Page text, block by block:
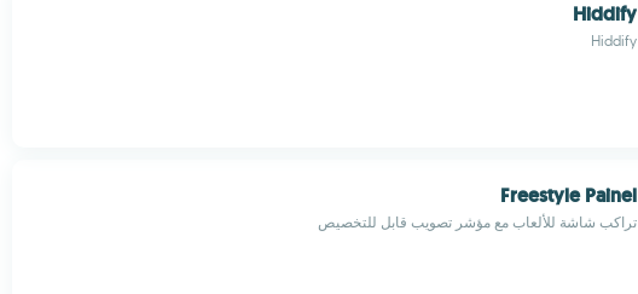
Hiddify
Hiddify
Freestyle Painel
تراكب شاشة للألعاب مع مؤشر تصويب قابل للتخصيص